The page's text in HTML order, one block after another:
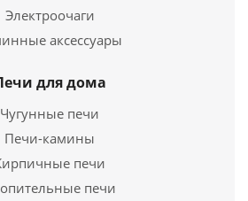
Подробнее
Электроочаги
аксессуары
для дома
Чугунные печи
Печи-камины
печи
печи